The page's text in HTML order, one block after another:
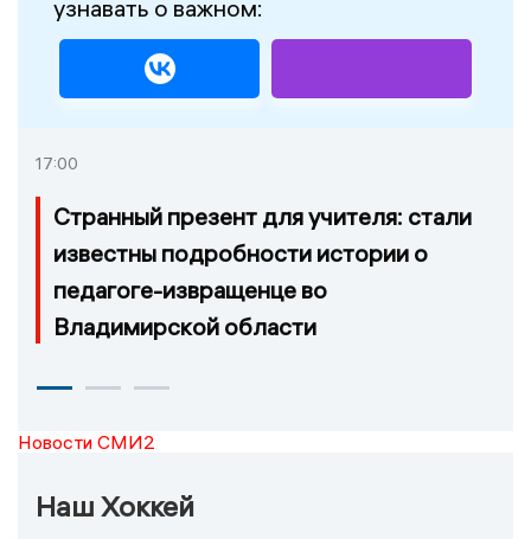
узнавать о важном:
17:00
Странный презент для учителя: стали
известны подробности истории о
педагоге-извращенце во
Владимирской области
Новости СМИ2
Наш Хоккей